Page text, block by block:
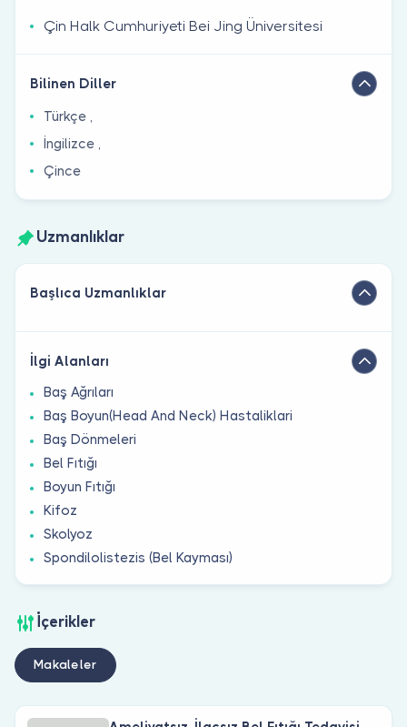
Çin Halk Cumhuriyeti Bei Jing Üniversitesi
Bilinen Diller
Türkçe ,
İngilizce ,
Çince
Uzmanlıklar
Başlıca Uzmanlıklar
İlgi Alanları
Baş Ağrıları
Baş Boyun(Head And Neck) Hastaliklari
Baş Dönmeleri
Bel Fıtığı
Boyun Fıtığı
Kifoz
Skolyoz
Spondilolistezis (Bel Kayması)
İçerikler
Makaleler